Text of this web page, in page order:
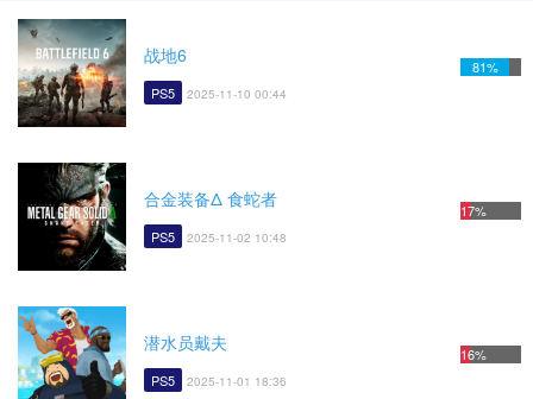
战地6
PS5 2025-11-10 00:44
81%
合金装备Δ 食蛇者
PS5 2025-11-02 10:48
17%
潜水员戴夫
PS5 2025-11-01 18:36
16%